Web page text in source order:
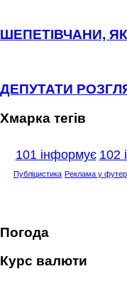
ШЕПЕТІВЧАНИ,
ДЕПУТАТИ
Хмарка тегів
101 інформує 102
Публіцистика Реклама у
Погода
Курс валюти